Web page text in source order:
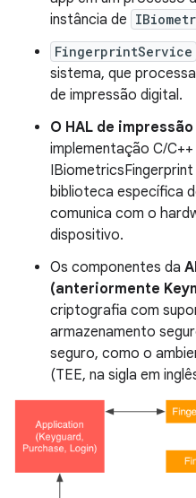
instância de
FingerprintService
sistema, que
de impressão digital.
O HAL de
implementação C/
biblioteca específica
comunica com o
dispositivo.
Os componentes da
(anteriormente
criptografia com
armazenamento
seguro, como o
(TEE, na sigla em